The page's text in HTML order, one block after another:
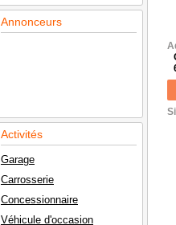
Annonceurs
Activités
Garage
Carrosserie
Concessionnaire
Véhicule d'occasion